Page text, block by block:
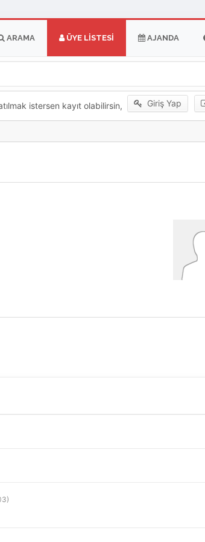
ARAMA ÜYE LISTESI AJANDA
Giriş Yap
istersen kayıt olabilirsin,